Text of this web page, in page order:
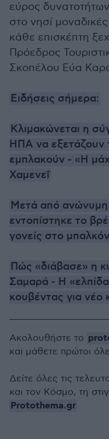
εύρος
στο νησί
κάθε επισκέπτη​
Πρόεδρος
Σκοπέλου Εύα
Ειδήσεις σήμερα:
Κλιμακώνεται η
ΗΠΑ να εξετάζουν
εμπλακούν - «Η
Χαμενεΐ
Μετά από ανώνυμη
εντοπίστηκε το
γονείς στο
Πώς «διάβασε» η
Σαμαρά - Η
κουβέντας για νέο
Ακολουθήστε το
και μάθετε πρώτοι
Δείτε όλες τις
και τον Κόσμο, τη
Protothema.gr